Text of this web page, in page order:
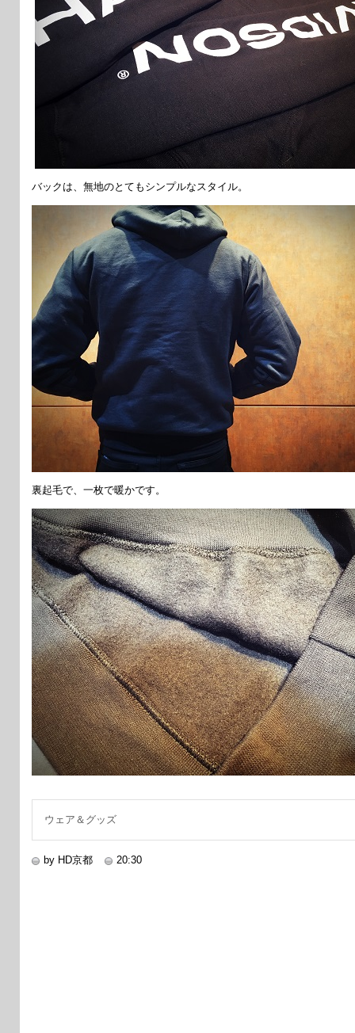
バックは、無地のとてもシンプルなスタイル。
裏起毛で、一枚で暖かです。
ウェア＆グッズ
by HD京都 20:30